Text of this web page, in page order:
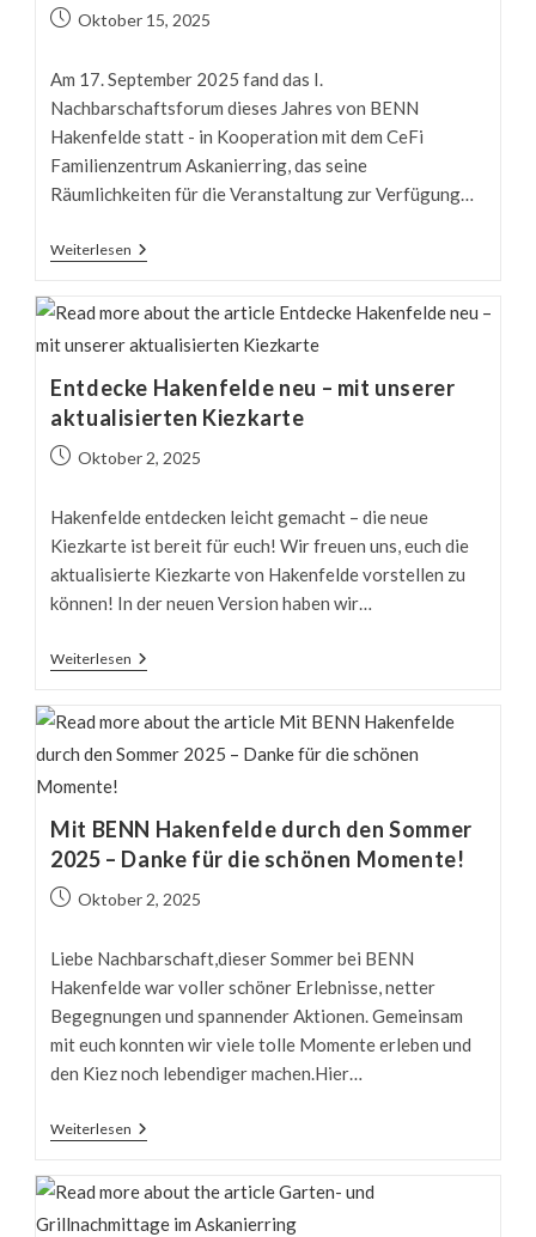
BeitragOktober 15, 2025
Am 17. September 2025 fand das I.
Nachbarschaftsforum dieses Jahres von BENN
Hakenfelde statt - in Kooperation mit dem CeFi
Familienzentrum Askanierring, das seine
Räumlichkeiten für die Veranstaltung zur Verfügung…
Weiterlesen Unser
1.
2025
Von
BENN
Ein
Rückblick
Entdecke Hakenfelde neu – mit unserer
aktualisierten Kiezkarte
BeitragOktober 2, 2025
Hakenfelde entdecken leicht gemacht – die neue
Kiezkarte ist bereit für euch! Wir freuen uns, euch die
aktualisierte Kiezkarte von Hakenfelde vorstellen zu
können! In der neuen Version haben wir…
Weiterlesen Entdecke
Hakenfelde
–
Mit
Unserer
Mit BENN Hakenfelde durch den Sommer
2025 – Danke für die schönen Momente!
BeitragOktober 2, 2025
Liebe Nachbarschaft,dieser Sommer bei BENN
Hakenfelde war voller schöner Erlebnisse, netter
Begegnungen und spannender Aktionen. Gemeinsam
mit euch konnten wir viele tolle Momente erleben und
den Kiez noch lebendiger machen.Hier…
Weiterlesen Mit
BENN
Durch
Den
Sommer